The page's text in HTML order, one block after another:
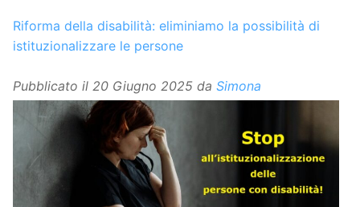
Riforma della disabilità: eliminiamo la possibilità di
istituzionalizzare le persone
Pubblicato il 20 Giugno 2025 da Simona